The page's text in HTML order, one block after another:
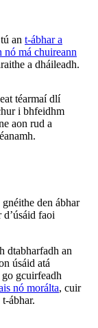
an t-ábhar a
nó má chuireann
a dháileadh.
téarmaí dlí
i bhfeidhm
aon rud a
den ábhar
d’úsáid faoi
dtabharfadh an
úsáid atá
gcuirfeadh
nó morálta, cuir
ábhar.